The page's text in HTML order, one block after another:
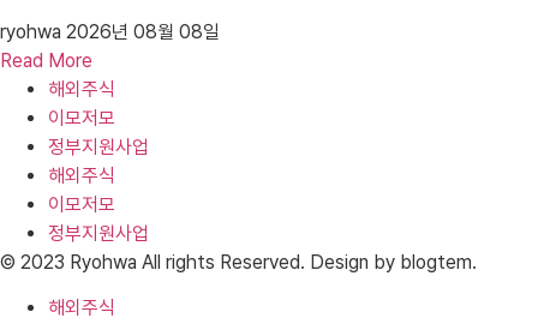
ryohwa 2026년 08월 08일
Read More
해외주식
이모저모
정부지원사업
해외주식
이모저모
정부지원사업
© 2023 Ryohwa All rights Reserved. Design by blogtem.
해외주식